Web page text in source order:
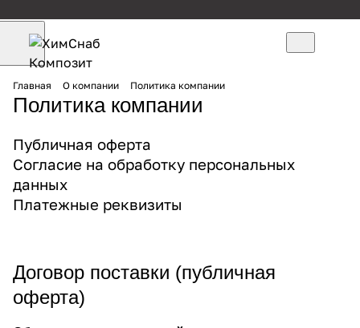
Главная О компании Политика компании
Политика компании
Публичная оферта
Согласие на обработку персональных
данных
Платежные реквизиты
Договор поставки (публичная
оферта)